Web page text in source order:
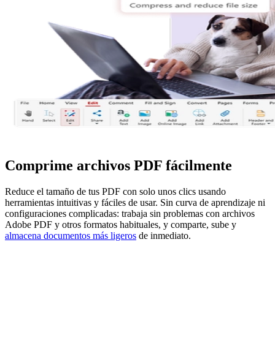
Comprime archivos PDF fácilmente
Reduce el tamaño de tus PDF con solo unos clics usando
herramientas intuitivas y fáciles de usar. Sin curva de aprendizaje ni
configuraciones complicadas: trabaja sin problemas con archivos
Adobe PDF y otros formatos habituales, y comparte, sube y
almacena documentos más ligeros de inmediato.